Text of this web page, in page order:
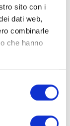
sito con i
dati web,
combinarle
che hanno
che unisce